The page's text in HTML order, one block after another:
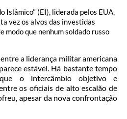
Islâmico" (EI), liderada pelos EUA,
vez os alvos das investidas
modo que nenhum soldado russo
a liderança militar americana
estável. Há bastante tempo
que o intercâmbio objetivo e
os oficiais de alto escalão de
apesar da nova confrontação